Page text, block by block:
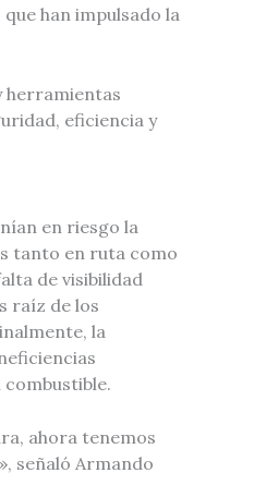
han impulsado la
herramientas
eficiencia y
en riesgo la
tanto en ruta como
de visibilidad
raíz de los
la
ahora tenemos
señaló Armando